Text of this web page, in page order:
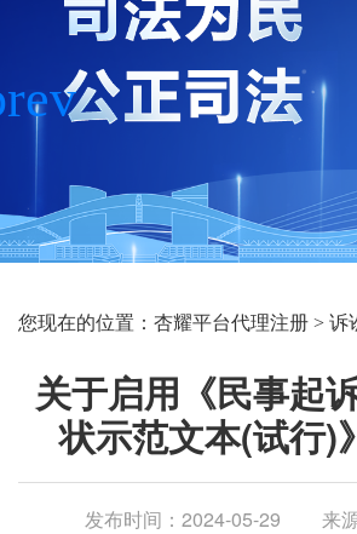
您现在的位置： 杏耀平台代理注册 > 诉
关于启用《民事起
状示范文本(试行)
发布时间：2024-05-29 来